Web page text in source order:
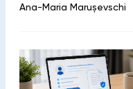
Ana-Maria Marușevschi